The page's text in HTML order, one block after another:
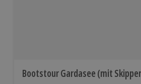
Bootstour Gardasee (mit